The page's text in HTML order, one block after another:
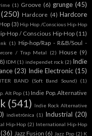
(1) Groove (6) grunge (45)
(250) Hardcore (4) Hardcore
(3) Hip Hop /Conscious Hip-Hop
Hop / Conscious Hip-Hop (11)
(1) Hip-hop/Rap - R&B/Soul -
/ Trap Metal (2) House (9)
IDM (1) independet rock (2) Indie
(23) Indie Electronic (15)
BAND (Soft Band Sound) (1)
Alt Pop (1) Indie Pop. Alternative
(541) Indie Rock Alternative
indietrónica (1) Industrial (20)
Hip-Hop (2) International Hip-Hop
(36) Jazz Fusion (6) Jazz Pop (2) K